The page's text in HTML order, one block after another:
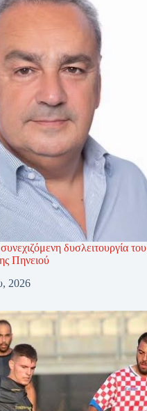
δυσλειτουργία του
Πηνειού
2026